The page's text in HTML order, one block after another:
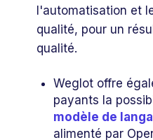
l'automatisation et
qualité, pour un
qualité.
Weglot offre
payants la
modèle de
alimenté par